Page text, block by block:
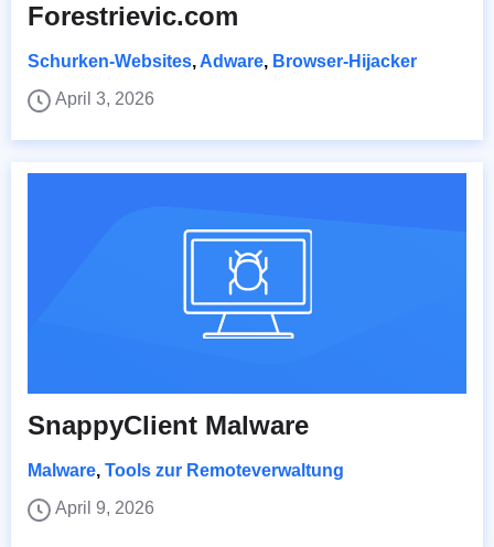
Forestrievic.com
Schurken-Websites, Adware, Browser-Hijacker
April 3, 2026
SnappyClient Malware
Malware, Tools zur Remoteverwaltung
April 9, 2026